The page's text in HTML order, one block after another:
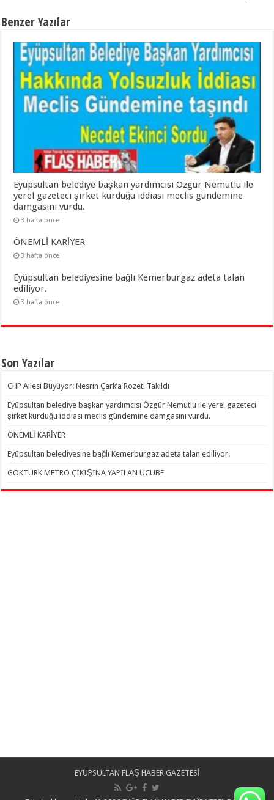
Benzer Yazılar
Eyüpsultan belediye başkan yardımcısı Özgür Nemutlu ile
yerel gazeteci şirket kurduğu iddiası meclis gündemine
damgasını vurdu.
3 hafta önce
ÖNEMLİ KARİYER
3 hafta önce
Eyüpsultan belediyesine bağlı Kemerburgaz adeta talan
ediliyor.
3 hafta önce
Son Yazılar
CHP Ailesi Büyüyor: Nesrin Çark’a Rozeti Takıldı
Eyüpsultan belediye başkan yardımcısı Özgür Nemutlu ile yerel gazeteci
şirket kurduğu iddiası meclis gündemine damgasını vurdu.
ÖNEMLİ KARİYER
Eyüpsultan belediyesine bağlı Kemerburgaz adeta talan ediliyor.
GÖKTÜRK METRO ÇIKIŞINA YAPILAN UCUBE
EYÜPSULTAN FLAŞ HABER GAZETESİ